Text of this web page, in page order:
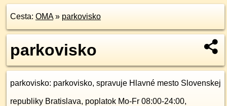
Cesta: OMA» parkovisko
parkovisko
parkovisko: parkovisko, spravuje Hlavné mesto Slovenskej
republiky Bratislava, poplatok Mo-Fr 08:00-24:00,